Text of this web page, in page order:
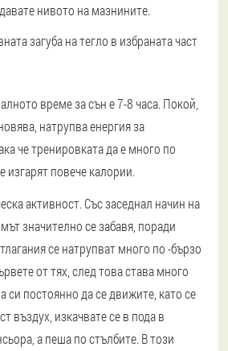
нивото на мазнините.
загуба на тегло в избраната част
време за сън е 7-8 часа. Покой,
натрупва енергия за
че тренировката да е много по
изгарят повече калории.
активност.Със заседнал начин на
значително се забавя, поради
се натрупват много по -бързо
от тях, след това става много
си постоянно да се движите, като се
въздух, изкачвате се в пода в
а пеша по стълбите. В този